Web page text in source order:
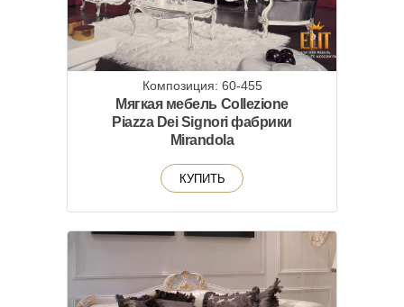
Композиция: 60-455
Мягкая мебель Collezione
Piazza Dei Signori фабрики
Mirandola
КУПИТЬ